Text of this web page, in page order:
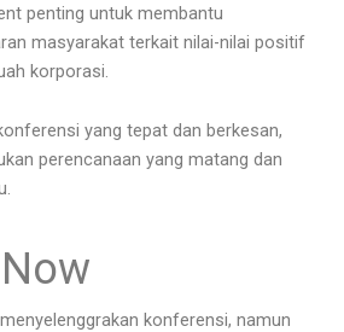
penting untuk membantu
masyarakat terkait nilai-nilai positif
korporasi.
yang tepat dan berkesan,
perencanaan yang matang dan
konferensi, namun